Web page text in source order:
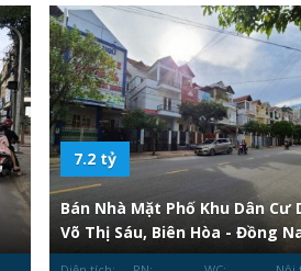
7.2 tỷ
Bán Nhà Mặt Phố Khu Dân Cư
Võ Thị Sáu, Biên Hòa - Đồng